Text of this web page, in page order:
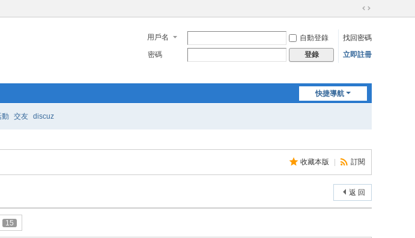
切
到
寬
用戶名 自動登錄
找回密碼
密碼
登錄 立即註冊
快捷導航
動 交友 discuz
收藏本版 訂閱
返 回
15